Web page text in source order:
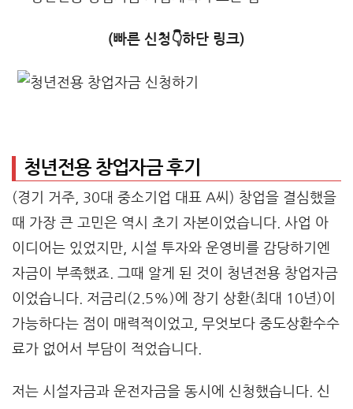
(빠른 신청👇하단 링크)
청년전용 창업자금 후기
(경기 거주, 30대 중소기업 대표 A씨) 창업을 결심했을
때 가장 큰 고민은 역시 초기 자본이었습니다. 사업 아
이디어는 있었지만, 시설 투자와 운영비를 감당하기엔
자금이 부족했죠. 그때 알게 된 것이 청년전용 창업자금
이었습니다. 저금리(2.5%)에 장기 상환(최대 10년)이
가능하다는 점이 매력적이었고, 무엇보다 중도상환수수
료가 없어서 부담이 적었습니다.
저는 시설자금과 운전자금을 동시에 신청했습니다. 신